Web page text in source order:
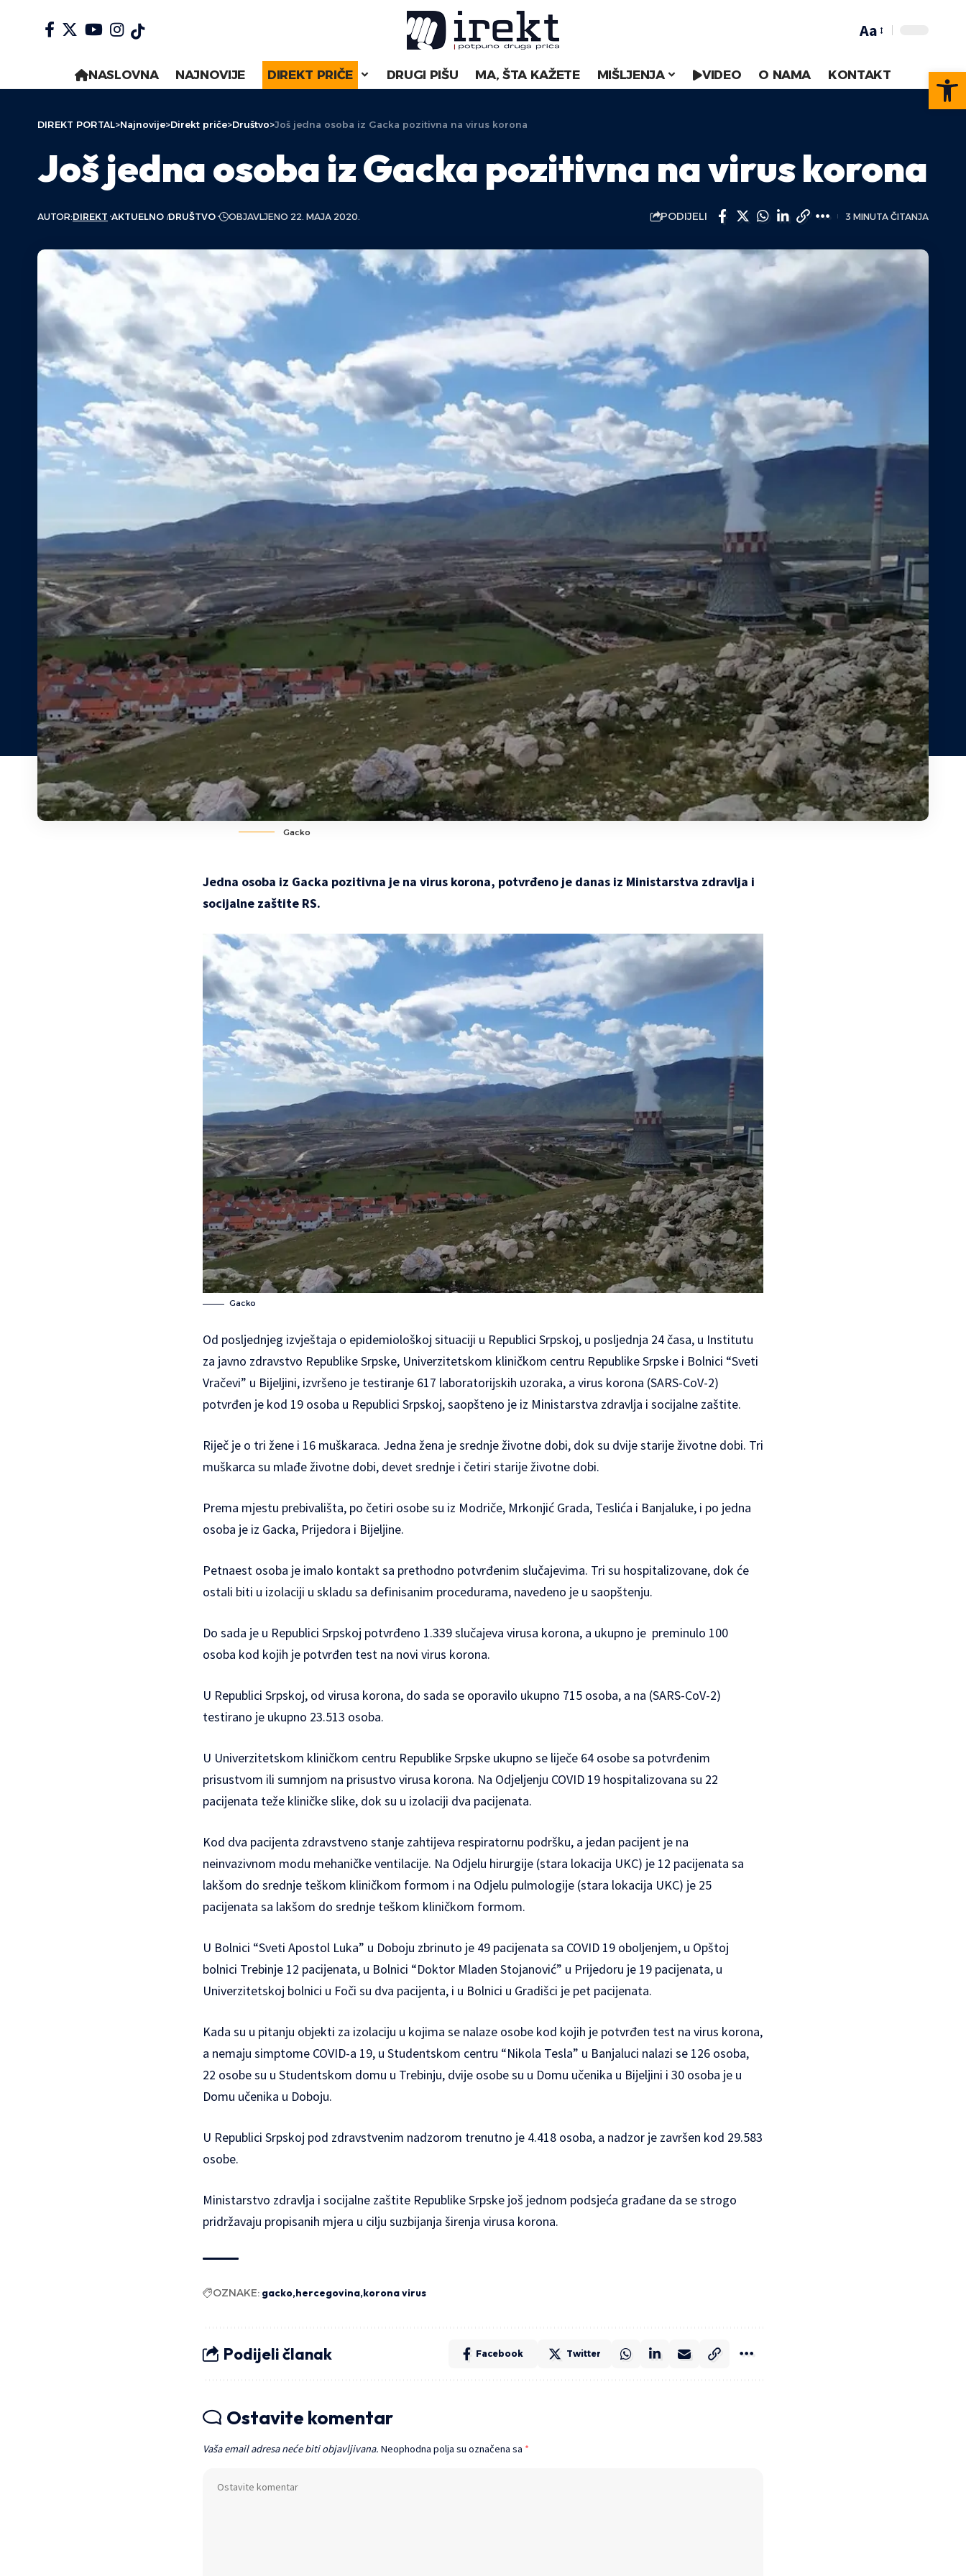
Aa
NASLOVNA NAJNOVIJE DIREKT PRIČE DRUGI PIŠU MA, ŠTA KAŽETE MIŠLJENJA VIDEO O NAMA KONTAKT
DIREKT PORTAL>Najnovije>Direkt priče>Društvo>Još jedna osoba iz Gacka pozitivna na virus korona
Još jedna osoba iz Gacka pozitivna na virus korona
AUTOR:DIREKT AKTUELNO DRUŠTVO OBJAVLJENO 22. MAJA 2020. PODIJELI 3 MINUTA ČITANJA
Gacko
Jedna osoba iz Gacka pozitivna je na virus korona, potvrđeno je danas iz Ministarstva zdravlja i
socijalne zaštite RS.
Gacko
Od posljednjeg izvještaja o epidemiološkoj situaciji u Republici Srpskoj, u posljednja 24 časa, u Institutu
za javno zdravstvo Republike Srpske, Univerzitetskom kliničkom centru Republike Srpske i Bolnici “Sveti
Vračevi” u Bijeljini, izvršeno je testiranje 617 laboratorijskih uzoraka, a virus korona (SARS-CoV-2)
potvrđen je kod 19 osoba u Republici Srpskoj, saopšteno je iz Ministarstva zdravlja i socijalne zaštite.
Riječ je o tri žene i 16 muškaraca. Јedna žena je srednje životne dobi, dok su dvije starije životne dobi. Tri
muškarca su mlađe životne dobi, devet srednje i četiri starije životne dobi.
Prema mjestu prebivališta, po četiri osobe su iz Modriče, Mrkonjić Grada, Teslića i Banjaluke, i po jedna
osoba je iz Gacka, Prijedora i Bijeljine.
Petnaest osoba je imalo kontakt sa prethodno potvrđenim slučajevima. Tri su hospitalizovane, dok će
ostali biti u izolaciji u skladu sa definisanim procedurama, navedeno je u saopštenju.
Do sada je u Republici Srpskoj potvrđeno 1.339 slučajeva virusa korona, a ukupno je preminulo 100
osoba kod kojih je potvrđen test na novi virus korona.
U Republici Srpskoj, od virusa korona, do sada se oporavilo ukupno 715 osoba, a na (SARS-CoV-2)
testirano je ukupno 23.513 osoba.
U Univerzitetskom kliničkom centru Republike Srpske ukupno se liječe 64 osobe sa potvrđenim
prisustvom ili sumnjom na prisustvo virusa korona. Na Odjeljenju COVID 19 hospitalizovana su 22
pacijenata teže kliničke slike, dok su u izolaciji dva pacijenata.
Kod dva pacijenta zdravstveno stanje zahtijeva respiratornu podršku, a jedan pacijent je na
neinvazivnom modu mehaničke ventilacije. Na Odjelu hirurgije (stara lokacija UKC) je 12 pacijenata sa
lakšom do srednje teškom kliničkom formom i na Odjelu pulmologije (stara lokacija UKC) je 25
pacijenata sa lakšom do srednje teškom kliničkom formom.
U Bolnici “Sveti Apostol Luka” u Doboju zbrinuto je 49 pacijenata sa COVID 19 oboljenjem, u Opštoj
bolnici Trebinje 12 pacijenata, u Bolnici “Doktor Mladen Stojanović” u Prijedoru je 19 pacijenata, u
Univerzitetskoj bolnici u Foči su dva pacijenta, i u Bolnici u Gradišci je pet pacijenata.
Kada su u pitanju objekti za izolaciju u kojima se nalaze osobe kod kojih je potvrđen test na virus korona,
a nemaju simptome COVID-a 19, u Studentskom centru “Nikola Tesla” u Banjaluci nalazi se 126 osoba,
22 osobe su u Studentskom domu u Trebinju, dvije osobe su u Domu učenika u Bijeljini i 30 osoba je u
Domu učenika u Doboju.
U Republici Srpskoj pod zdravstvenim nadzorom trenutno je 4.418 osoba, a nadzor je završen kod 29.583
osobe.
Ministarstvo zdravlja i socijalne zaštite Republike Srpske još jednom podsjeća građane da se strogo
pridržavaju propisanih mjera u cilju suzbijanja širenja virusa korona.
OZNAKE: gacko hercegovina korona virus
Podijeli članak Facebook Twitter
Ostavite komentar
Vaša email adresa neće biti objavljivana. Neophodna polja su označena sa *